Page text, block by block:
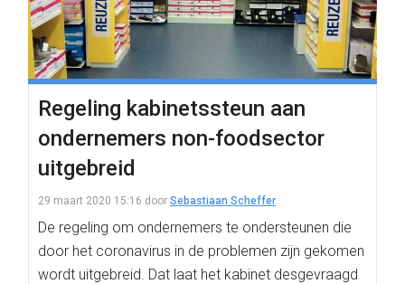
Regeling kabinetssteun aan
ondernemers non-foodsector
uitgebreid
29 maart 2020 15:16 door Sebastiaan Scheffer
De regeling om ondernemers te ondersteunen die
door het coronavirus in de problemen zijn gekomen
wordt uitgebreid. Dat laat het kabinet desgevraagd